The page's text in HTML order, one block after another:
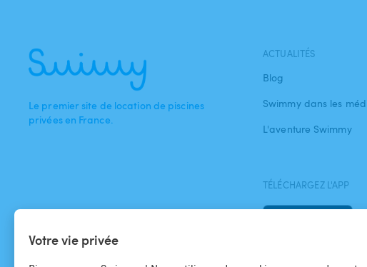
Votre vie privée
Le premier site de location de piscines
privées en France.
ACTUALITÉS
Blog
Swimmy dans les
L'aventure Swimmy
TÉLÉCHARGEZ L'APP